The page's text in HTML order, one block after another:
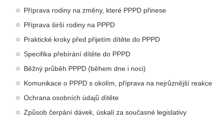
Příprava rodiny na změny, které PPPD přinese
Příprava širší rodiny na PPPD
Praktické kroky před přijetím dítěte do PPPD
Specifika přebírání dítěte do PPPD
Běžný průběh PPPD (během dne i noci)
Komunikace o PPPD s okolím, příprava na nejrůznější reakce
Ochrana osobních údajů dítěte
Způsob čerpání dávek, úskalí za současné legislativy